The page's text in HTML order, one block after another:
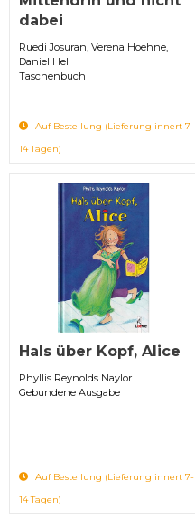
dabei
Ruedi Josuran, Verena Hoehne,
Daniel Hell
Taschenbuch
Auf Bestellung (Lieferung innert 7-
14 Tagen)
Hals über Kopf, Alice
Phyllis Reynolds Naylor
Gebundene Ausgabe
Auf Bestellung (Lieferung innert 7-
14 Tagen)